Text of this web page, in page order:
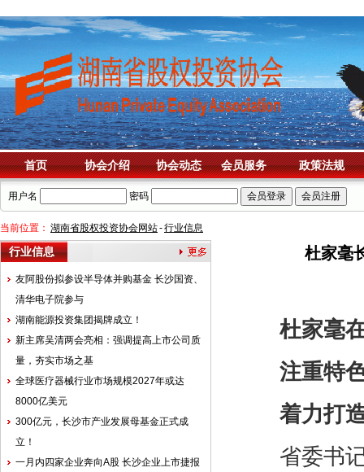
首页 协会介绍 协会动态 会员服务 政策法规
用户名 密码
当前位置： 湖南省股权投资协会网站-行业信息
行业信息
友阿股份拟参设半导体并购基金 长沙国资、
清华电子院参与
湖南能源投资集团揭牌成立！
新主席吴清两会亮相：强调提高上市公司质
量，夯实市场之基
全球医疗器械行业市场规模2027年或达
8000亿美元
300亿元，长沙市产业发展母基金正式成
立！
一月内四家企业奔向A股 长沙企业上市捷报
杜家毫
杜家毫在
注重特色
着力打造
省委书记